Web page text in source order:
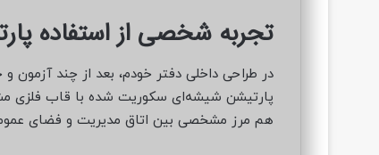
تجربه شخصی از استفاده
پارتیشن شیشه‌ای سکوریت شده با قاب فلزی
هم مرز مشخصی بین اتاق مدیریت و فضای